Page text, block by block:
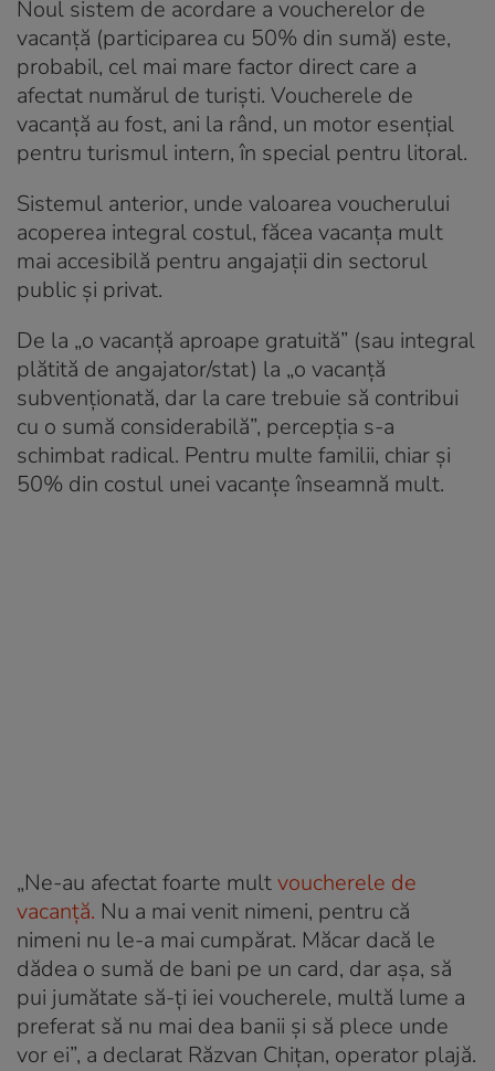
Noul sistem de acordare a voucherelor de
vacanță (participarea cu 50% din sumă) este,
probabil, cel mai mare factor direct care a
afectat numărul de turiști. Voucherele de
vacanță au fost, ani la rând, un motor esențial
pentru turismul intern, în special pentru litoral.
Sistemul anterior, unde valoarea voucherului
acoperea integral costul, făcea vacanța mult
mai accesibilă pentru angajații din sectorul
public și privat.
De la „o vacanță aproape gratuită” (sau integral
plătită de angajator/stat) la „o vacanță
subvenționată, dar la care trebuie să contribui
cu o sumă considerabilă”, percepția s-a
schimbat radical. Pentru multe familii, chiar și
50% din costul unei vacanțe înseamnă mult.
„Ne-au afectat foarte multvoucherele de
vacanță. Nu a mai venit nimeni, pentru că
nimeni nu le-a mai cumpărat. Măcar dacă le
dădea o sumă de bani pe un card, dar așa, să
pui jumătate să-ți iei voucherele, multă lume a
preferat să nu mai dea banii și să plece unde
vor ei”, a declarat Răzvan Chițan, operator plajă.